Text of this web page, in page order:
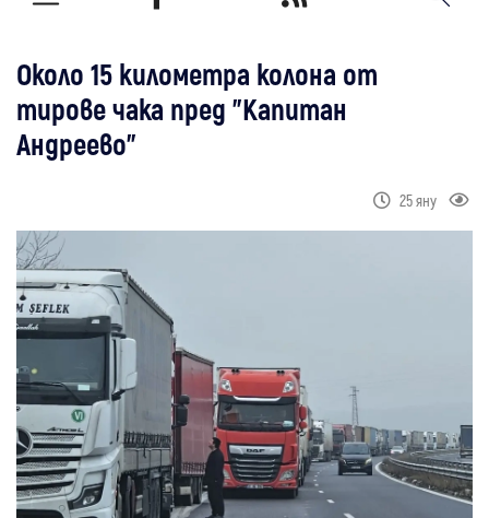
Около 15 километра колона от
тирове чака пред "Капитан
Андреево"
25 яну